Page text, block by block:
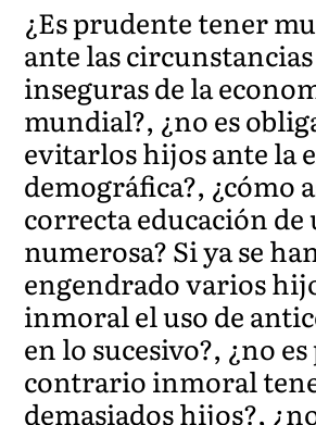
¿Es prudente tener
ante las
inseguras de la
mundial?, ¿no es
evitarlos hijos ante la
demográfica?, ¿cómo
correcta educación
numerosa? Si ya se
engendrado varios
inmoral el uso de
en lo sucesivo?, ¿no
contrario inmoral
demasiados hijos?,